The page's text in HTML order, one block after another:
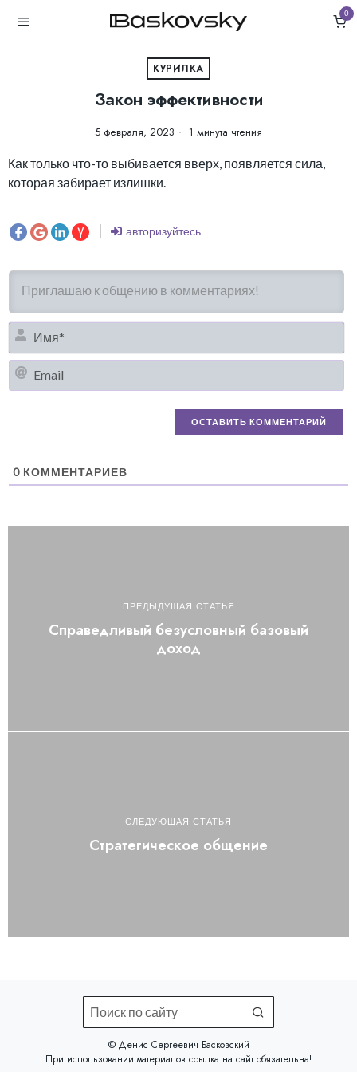
0
КУРИЛКА
Закон эффективности
5 февраля, 2023 1 минута чтения
Как только что-то выбивается вверх, появляется сила,
которая забирает излишки.
авторизуйтесь
0 КОММЕНТАРИЕВ
ПРЕДЫДУЩАЯ СТАТЬЯ
Справедливый безусловный базовый
доход
СЛЕДУЮЩАЯ СТАТЬЯ
Стратегическое общение
©️ Денис Сергеевич Басковский
При использовании материалов ссылка на сайтобязательна!